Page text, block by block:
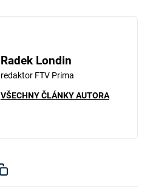
Radek Londin
redaktor FTV Prima
VŠECHNY ČLÁNKY AUTORA